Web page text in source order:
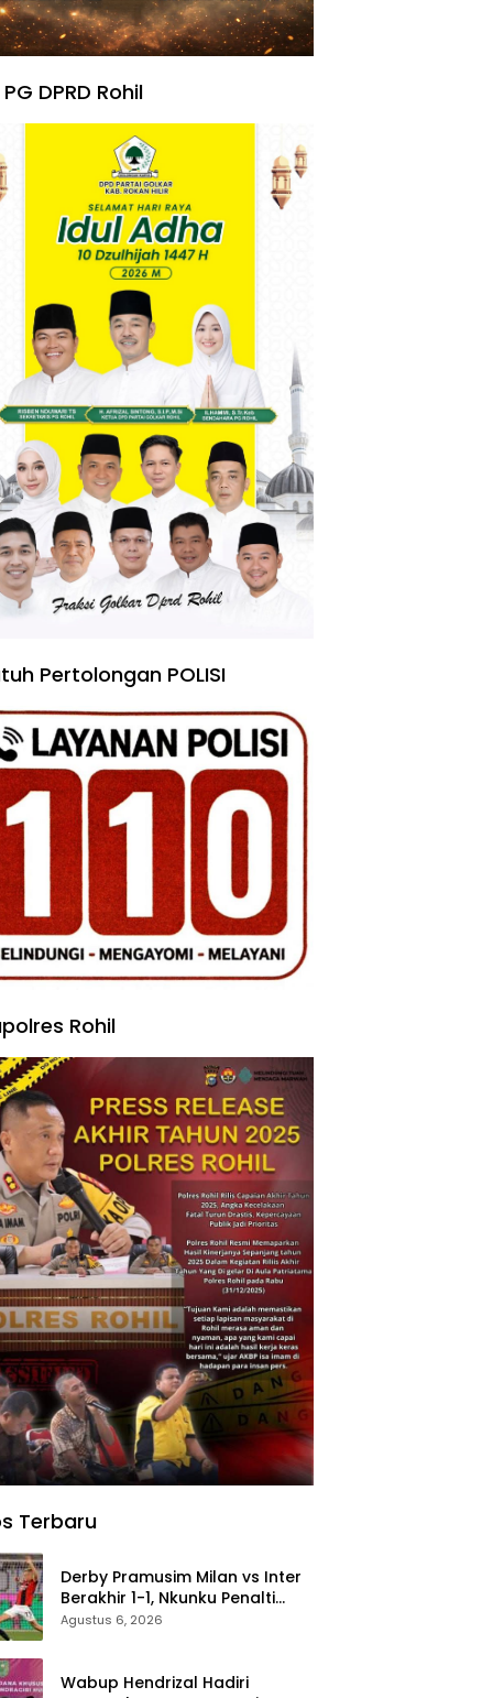
DPRD Rohil
Pertolongan POLISI
Rohil
Terbaru
Derby Pramusim Milan vs Inter
Berakhir 1-1, Nkunku Penalti
Selamatkan Rossoneri
Agustus 6, 2026
Wabup Hendrizal Hadiri